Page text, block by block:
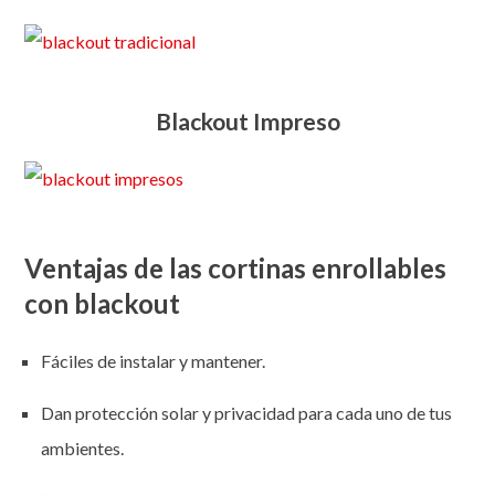
Blackout Impreso
Ventajas de las cortinas enrollables
con blackout
Fáciles de instalar y mantener.
Dan protección solar y privacidad para cada uno de tus
ambientes.